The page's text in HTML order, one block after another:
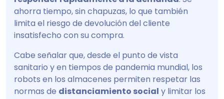
ahorra tiempo, sin chapuzas, lo que también
limita el riesgo de devolución del cliente
insatisfecho con su compra.
Cabe señalar que, desde el punto de vista
sanitario y en tiempos de pandemia mundial, los
robots en los almacenes permiten respetar las
normas de distanciamiento social y limitar los